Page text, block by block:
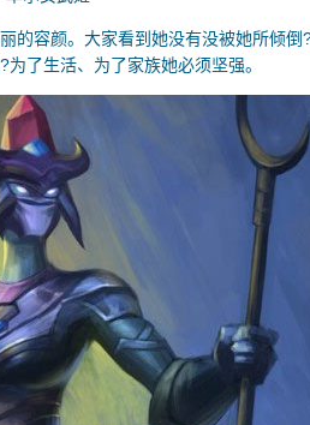
容颜。大家看到她没有没被她所倾倒
了生活、为了家族她必须坚强。